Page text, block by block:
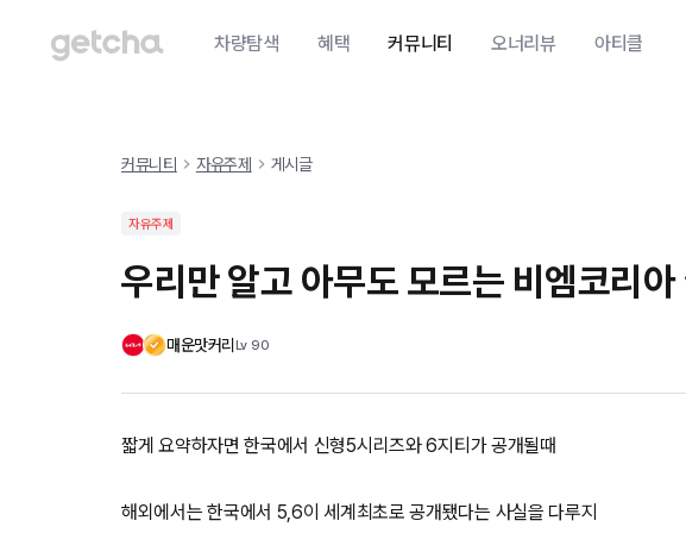
차량탐색 혜택 커뮤니티 오너리뷰 아티클
커뮤니티 자유주제 게시글
자유주제
우리만 알고 아무도 모르는 비엠코리아
매운맛커리 Lv 90
짧게 요약하자면 한국에서 신형5시리즈와 6지티가 공개될때
해외에서는 한국에서 5,6이 세계최초로 공개됐다는 사실을 다루지